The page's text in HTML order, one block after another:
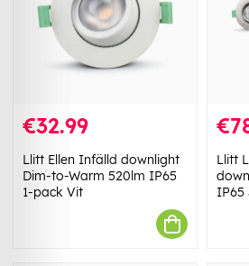
€32.99
Llitt Ellen Infälld downlight
Dim-to-Warm 520lm IP65
1-pack Vit
Llitt
IP65